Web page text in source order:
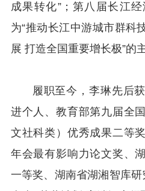
成果转化”；第八届长江
为“推动长江中游城市群科
展 打造全国重要增长极”
履职至今，李琳先后
进个人、教育部第九届全
文社科类）优秀成果二等
年会最有影响力论文奖、
一等奖、湖南省湖湘智库研